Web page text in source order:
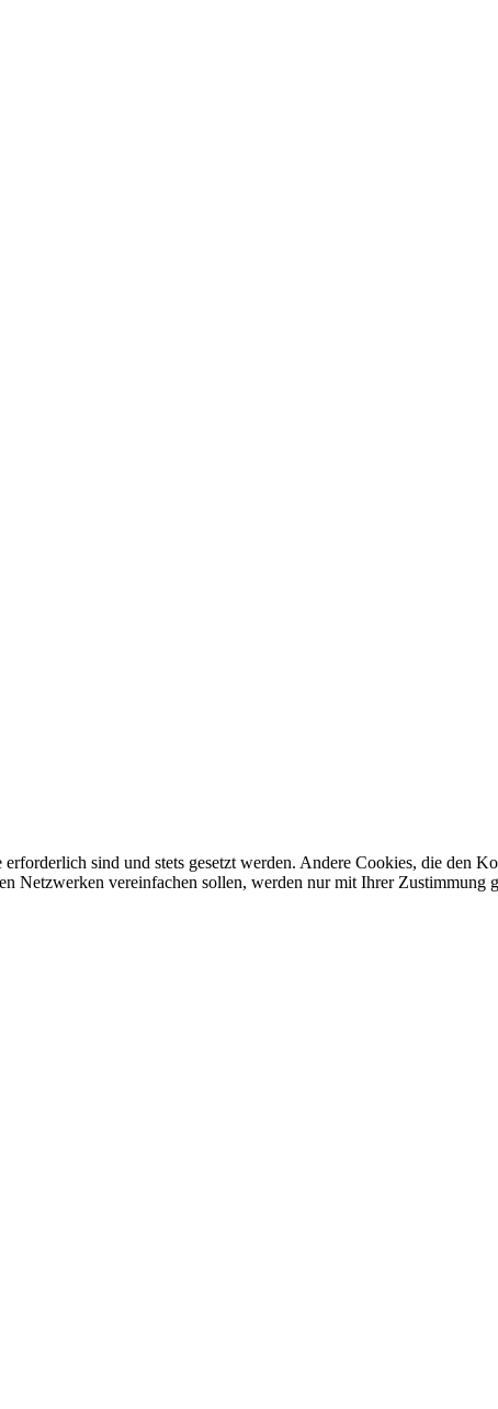
sind und stets gesetzt werden. Andere Cookies, die den
Netzwerken vereinfachen sollen, werden nur mit Ihrer Zustimmung